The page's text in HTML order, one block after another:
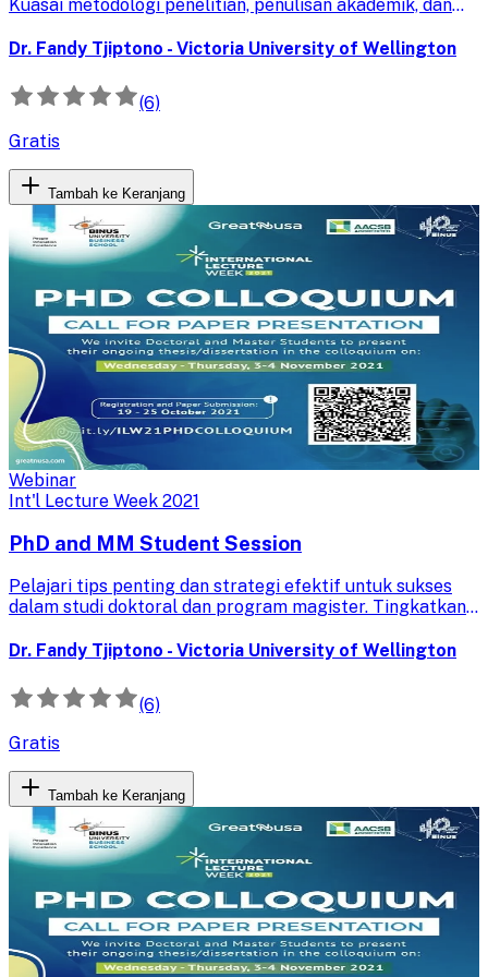
Kuasai metodologi penelitian, penulisan akademik, dan
Dr. Fandy Tjiptono - Victoria University of Wellington
(6)
Gratis
Tambah ke Keranjang
Webinar
Int'l Lecture Week 2021
PhD and MM Student Session
Pelajari tips penting dan strategi efektif untuk sukses
dalam studi doktoral dan program magister. Tingkatkan
Dr. Fandy Tjiptono - Victoria University of Wellington
(6)
Gratis
Tambah ke Keranjang